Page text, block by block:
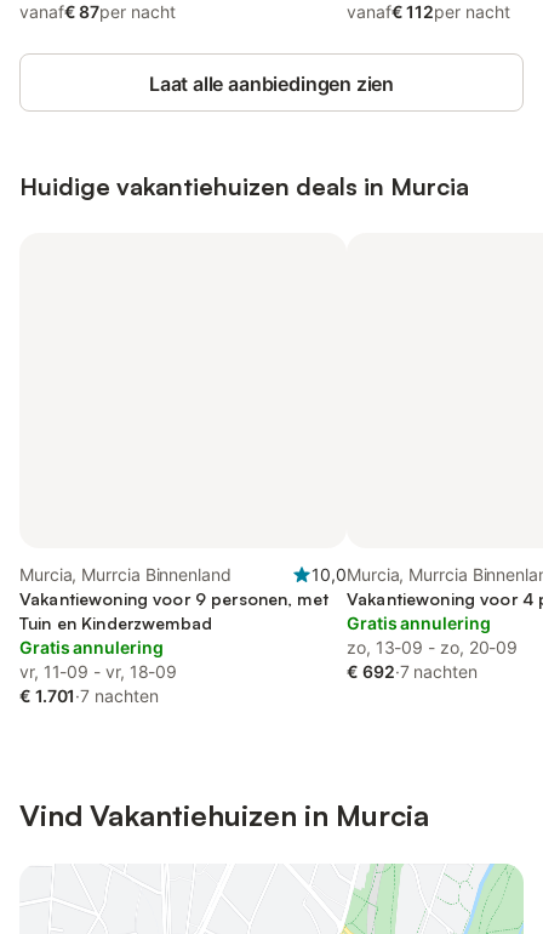
meer
vanaf€ 87per nacht vanaf€ 112per nacht
Laat alle aanbiedingen zien
Huidige vakantiehuizen deals in Murcia
Murcia, Murrcia Binnenland
10,0
Vakantiewoning voor 9 personen, met
Tuin en Kinderzwembad
Gratis annulering
vr, 11-09 - vr, 18-09
€ 1.701·7 nachten
Murcia, Murrcia
Vakantiewoning voor 4
Gratis annulering
zo, 13-09 - zo, 20-09
€ 692·7 nachten
Vind Vakantiehuizen in Murcia